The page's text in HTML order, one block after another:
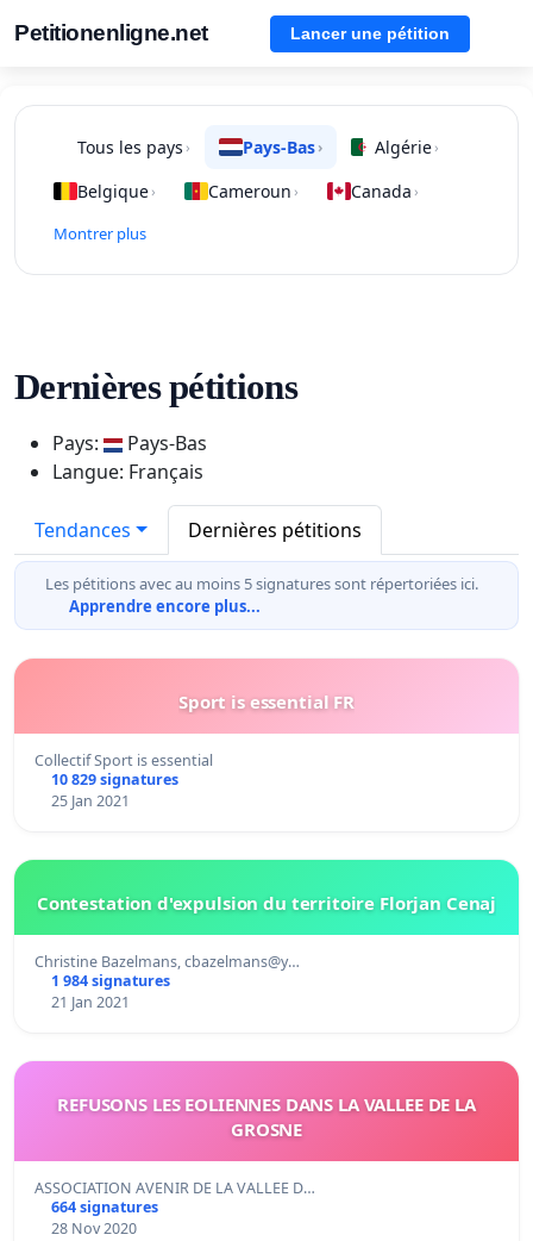
Petitionenligne.net Lancer une pétition
Tous les pays › Pays-Bas› Algérie›
Belgique› Cameroun › Canada ›
Montrer plus
Dernières pétitions
Pays:
Pays-Bas
Langue: Français
Tendances Dernières pétitions
Les pétitions avec au moins 5 signatures sont répertoriées ici.
Apprendre encore plus...
Sport is essential FR
Collectif Sport is essential
10 829 signatures
25 Jan 2021
Contestation d'expulsion du territoire Florjan Cenaj
Christine Bazelmans, cbazelmans@y…
1 984 signatures
21 Jan 2021
REFUSONS LES EOLIENNES DANS LA VALLEE DE LA
GROSNE
ASSOCIATION AVENIR DE LA VALLEE D…
664 signatures
28 Nov 2020